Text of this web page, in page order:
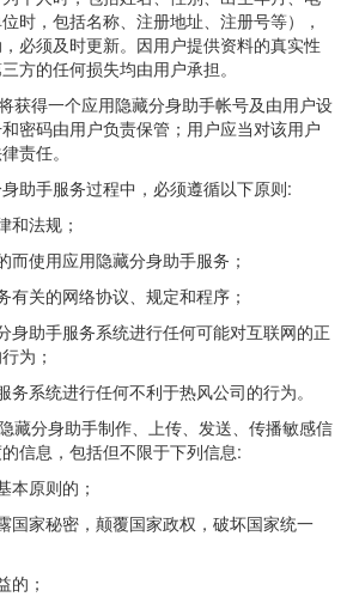
时，包括名称、注册地址、注册号等），
必须及时更新。因用户提供资料的真实性
方的任何损失均由用户承担。
获得一个应用隐藏分身助手帐号及由用户设
密码由用户负责保管；用户应当对该用户
责任。
助手服务过程中，必须遵循以下原则:
和法规；
而使用应用隐藏分身助手服务；
有关的网络协议、规定和程序；
身助手服务系统进行任何可能对互联网的正
为；
务系统进行任何不利于热风公司的行为。
藏分身助手制作、上传、发送、传播敏感信
信息，包括但不限于下列信息:
本原则的；
国家秘密，颠覆国家政权，破坏国家统一
的；